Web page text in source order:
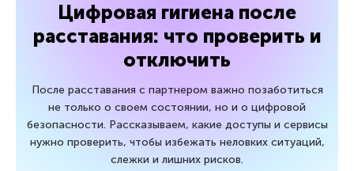
Цифровая гигиена после
расставания: что проверить и
отключить
После расставания с партнером важно позаботиться
не только о своем состоянии, но и о цифровой
безопасности. Рассказываем, какие доступы и сервисы
нужно проверить, чтобы избежать неловких ситуаций,
слежки и лишних рисков.